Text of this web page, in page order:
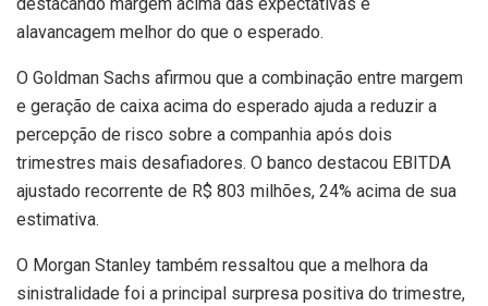
alavancagem melhor do que o esperado.
O Goldman Sachs afirmou que a combinação entre margem
e geração de caixa acima do esperado ajuda a reduzir a
percepção de risco sobre a companhia após dois
trimestres mais desafiadores. O banco destacou EBITDA
ajustado recorrente de R$ 803 milhões, 24% acima de sua
estimativa.
O Morgan Stanley também ressaltou que a melhora da
sinistralidade foi a principal surpresa positiva do trimestre,